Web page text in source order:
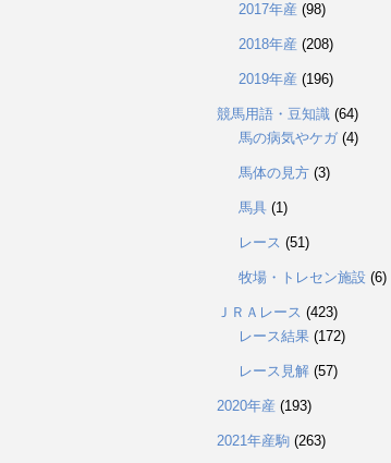
2017年産 (98)
2018年産 (208)
2019年産 (196)
競馬用語・豆知識 (64)
馬の病気やケガ (4)
馬体の見方 (3)
馬具 (1)
レース (51)
牧場・トレセン施設 (6)
ＪＲＡレース (423)
レース結果 (172)
レース見解 (57)
2020年産 (193)
2021年産駒 (263)